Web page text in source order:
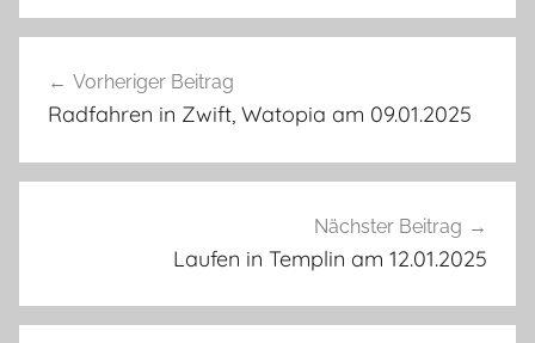
Vorheriger Beitrag
Radfahren in Zwift, Watopia am 09.01.2025
Nächster Beitrag
Laufen in Templin am 12.01.2025